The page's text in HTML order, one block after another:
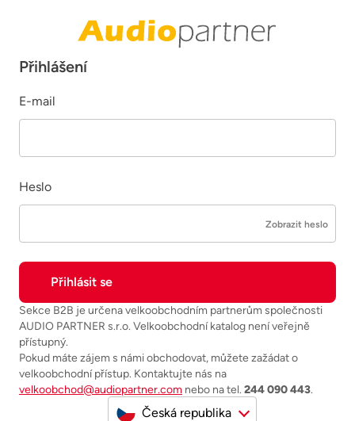
Přihlášení
E-mail
Heslo
Zobrazit heslo
Sekce B2B je určena velkoobchodním partnerům společnosti
AUDIO PARTNER s.r.o. Velkoobchodní katalog není veřejně
přístupný.
Pokud máte zájem s námi obchodovat, můžete zažádat o
velkoobchodní přístup. Kontaktujte nás na
velkoobchod@audiopartner.com nebo na tel. 244 090 443.
Česká republika